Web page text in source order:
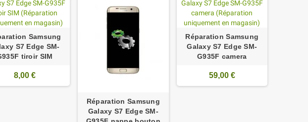
Samsung
S7 Edge SM-
tiroir SIM
8,00 €
Réparation Samsung
Galaxy S7 Edge SM-
Réparation Samsung
Galaxy S7 Edge SM-
G935F camera
59,00 €